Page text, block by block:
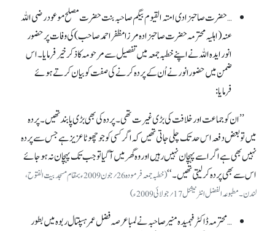
…حضرت صاحبزادی امتہ القیوم بیگم صاحبہ بنت حضرت مصلح موعود رضی اللہ
عنہ(اہلیہ محترمہ حضرت صاحبزادہ مرزا مظفر احمدصاحب) کی وفات پر حضور
انور ایدہ اللہ نے اپنے خطبہ جمعہ میں تفصیل سے مرحومہ کا ذکرخیر فرمایا۔ اس
ضمن میں حضورانور نے اُن کے پردہ کرنے کی صفت کو بیان کرتے ہوئے
فرمایا:
’’ان کوجماعت اور خلافت کی بڑی غیرت تھی۔ پردہ کی بھی بڑی پابند تھیں۔ پردہ
میں تو بعض دفعہ اس حد تک چلی جاتی تھیں کہ اگر کسی کو جوچھوٹا عزیز ہے جس سے پردہ
نہیں بھی ہے اگر اسے پہچان نہیں رہیں اور وہ گھر میں آگیا تو جب تک پہچان نہ ہو جائے
اس سے بھی پردہ کر لیتی تھیں۔ ‘‘
(خطبہ جمعہ فرمودہ 26 ؍جون 2009ءبمقام مسجد بیت الفتوح،
لندن۔ مطبوعہ الفضل انٹرنیشنل 17؍جولائی 2009ء)
…محترمہ ڈاکٹر فہمیدہ منیر صاحبہ نے لمبا عرصہ فضل عمر ہسپتال ربوہ میں بطور